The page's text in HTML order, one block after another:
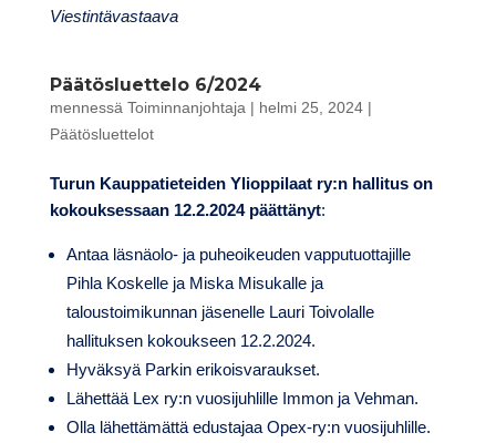
Viestintävastaava
Päätösluettelo 6/2024
mennessä Toiminnanjohtaja | helmi 25, 2024|
Päätösluettelot
Turun Kauppatieteiden Ylioppilaat ry:n hallitus on
kokouksessaan 12.2.2024 päättänyt:
Antaa läsnäolo- ja puheoikeuden vapputuottajille
Pihla Koskelle ja Miska Misukalle ja
taloustoimikunnan jäsenelle Lauri Toivolalle
hallituksen kokoukseen 12.2.2024.
Hyväksyä Parkin erikoisvaraukset.
Lähettää Lex ry:n vuosijuhlille Immon ja Vehman.
Olla lähettämättä edustajaa Opex-ry:n vuosijuhlille.